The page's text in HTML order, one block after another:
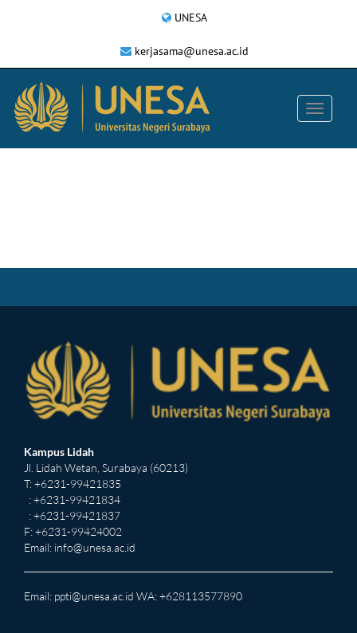
UNESA
kerjasama@unesa.ac.id
Kampus Lidah
Jl. Lidah Wetan, Surabaya (60213)
T: +6231-99421835
: +6231-99421834
: +6231-99421837
F: +6231-99424002
Email: info@unesa.ac.id
Email: ppti@unesa.ac.id WA: +628113577890